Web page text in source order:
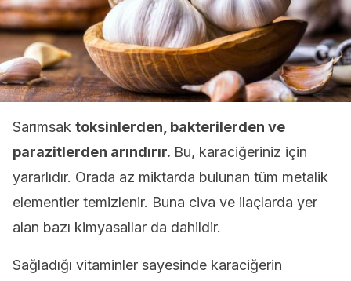
Sarımsak toksinlerden, bakterilerden ve
parazitlerden arındırır. Bu, karaciğeriniz için
yararlıdır. Orada az miktarda bulunan tüm metalik
elementler temizlenir. Buna civa ve ilaçlarda yer
alan bazı kimyasallar da dahildir.
Sağladığı vitaminler sayesinde karaciğerin